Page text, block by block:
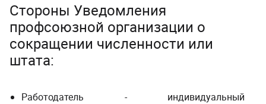
Стороны Уведомления
профсоюзной организации о
сокращении численности или
штата:
Работодатель - индивидуальный